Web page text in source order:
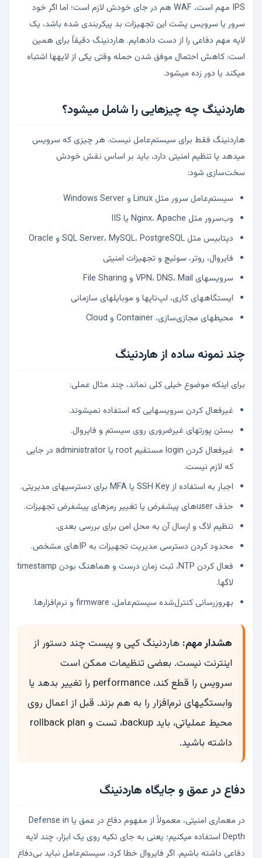
IPS مهم است، WAF هم در جای خودش لازم است؛ اما اگر خود
سرور یا سرویس پشت این تجهیزات بد پیکربندی شده باشد، یک
لایه مهم دفاعی را از دست دادهایم. هاردنینگ دقیقاً برای همین
است: کاهش احتمال موفق شدن حمله وقتی یکی از لایهها اشتباه
میکند یا دور زده میشود.
هاردنینگ چه چیزهایی را شامل میشود؟
هاردنینگ فقط برای سیستم‌عامل نیست. هر چیزی که سرویس
میدهد یا تنظیم امنیتی دارد، باید بر اساس نقش خودش
سخت‌سازی شود:
سیستم‌عامل سرور مثل Linux و Windows Server
وب‌سرور مثل Nginx، Apache یا IIS
دیتابیس مثل SQL Server، MySQL، PostgreSQL و Oracle
فایروال، روتر، سوئیچ و تجهیزات امنیتی
سرویسهای VPN، DNS، Mail و File Sharing
ایستگاههای کاری، لپ‌تاپها و موبایلهای سازمانی
محیطهای مجازی‌سازی، Container و Cloud
چند نمونه ساده از هاردنینگ
برای اینکه موضوع خیلی کلی نماند، چند مثال عملی:
غیرفعال کردن سرویسهایی که استفاده نمیشوند.
بستن پورتهای غیرضروری روی سیستم و فایروال.
غیرفعال کردن login مستقیم root یا administrator در جایی
که لازم نیست.
اجبار به استفاده از SSH Key یا MFA برای دسترسیهای مدیریتی.
حذف userهای پیشفرض یا تغییر رمزهای پیشفرض تجهیزات.
تنظیم لاگ و ارسال آن به محل امن برای بررسی بعدی.
محدود کردن دسترسی مدیریت تجهیزات به IPهای مشخص.
فعال کردن NTP، ثبت زمان درست و هماهنگ بودن timestamp
لاگها.
بهروزرسانی کنترل‌شده سیستم‌عامل، firmware و نرم‌افزارها.
هشدار مهم: هاردنینگ کپی و پیست چند دستور از
اینترنت نیست. بعضی تنظیمات ممکن است
سرویس را قطع کند، performance را تغییر بدهد یا
وابستگیهای نرم‌افزار را به هم بزند. قبل از اعمال روی
محیط عملیاتی، باید backup، تست و rollback plan
داشته باشید.
دفاع در عمق و جایگاه هاردنینگ
در معماری امنیتی، معمولاً از مفهوم دفاع در عمق یا Defense in
Depth استفاده میکنیم؛ یعنی به جای تکیه روی یک ابزار، چند لایه
دفاعی داشته باشیم. اگر فایروال خطا کرد، سیستم‌عامل نباید بی‌دفاع